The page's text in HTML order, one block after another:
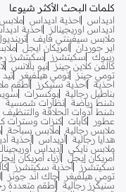
كلمات البحث الأكثر شيوعا
اديداس احذية اديداس
اديداس اوريجينالز
احذية
ملابس سيفينتي فايف
اير جوردان
امريكان ايجل
ريبوك
سكيتشرز سكيتشرز
كالفن كلاين جينز نيو بالانس
تومي جينز تومي هيلفيغر تيد
احذية
احذية سنيكرز أطقم
بناطيل رجالية بوكسرات
شنط رياضة نظارات شمسية
شنط أدوات الحلاقة والتنظيف
عطور
كابات كنزات وسترات
ملابس رجالية ملابس سباحة
هدايا رجالية أديداس أحذية
ملابس نايكي أديداس
أمريكان إيجل أزياء أمريكان
سكيتشرز
أحذية سكيتشرز
تومي هيلفيغر
جاك اند جونز
سنيكرز رجالية أطقم متعددة